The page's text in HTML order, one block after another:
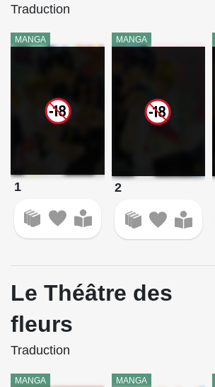
Traduction
MANGA
1
MANGA
2
Le Théâtre des
fleurs
Traduction
MANGA MANGA